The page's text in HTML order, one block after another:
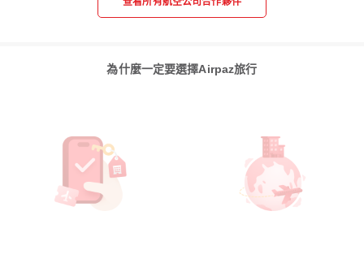
為什麼一定要選擇Airpaz旅行